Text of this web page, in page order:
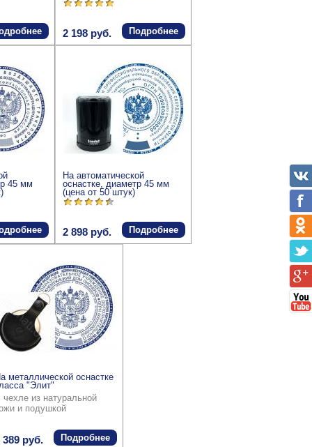
2 198 руб. Подробнее
45 мм
На автоматической
оснастке, диаметр 45 мм
(цена от 50 штук)
2 898 руб. Подробнее
металлической оснастке
"Элит"
чехле из натуральной
и подушкой
389 руб. Подробнее